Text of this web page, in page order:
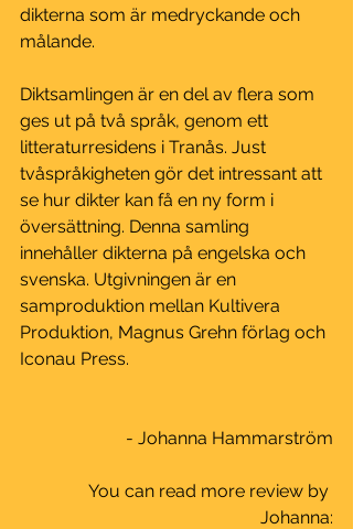
dikterna som är medryckande och
målande.
Diktsamlingen är en del av flera som
ges ut på två språk, genom ett
litteraturresidens i Tranås. Just
tvåspråkigheten gör det intressant att
se hur dikter kan få en ny form i
översättning. Denna samling
innehåller dikterna på engelska och
svenska. Utgivningen är en
samproduktion mellan Kultivera
Produktion, Magnus Grehn förlag och
Iconau Press.
- Johanna Hammarström
You can read more review by
Johanna: